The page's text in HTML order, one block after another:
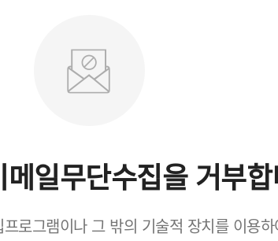
일무단수집을 거부
로그램이나 그 밖의 기술적 장치를 이용